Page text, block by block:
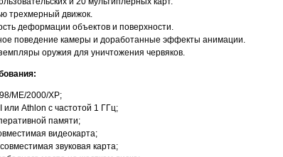
трехмерный движок.
деформации объектов и поверхности.
поведение камеры и доработанные эффекты анимации.
оружия для уничтожения червяков.
ME/2000/XР;
или Athlon с частотой 1 ГГц;
памяти;
видеокарта;
звуковая карта;